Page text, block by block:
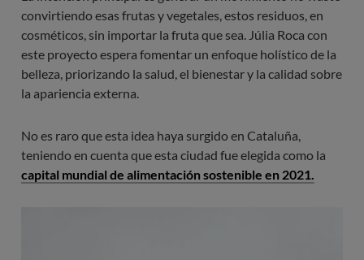
convirtiendo esas frutas y vegetales, estos residuos, en
cosméticos, sin importar la fruta que sea. Júlia Roca con
este proyecto espera fomentar un enfoque holístico de la
belleza, priorizando la salud, el bienestar y la calidad sobre
la apariencia externa.
No es raro que esta idea haya surgido en Cataluña,
teniendo en cuenta que esta ciudad fue elegida como la
capital mundial de alimentación sostenible en 2021.